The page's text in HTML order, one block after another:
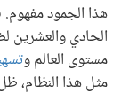
هذا الجمود
الحادي والعشرين
مستوى العالم و
مثل هذا النظام،